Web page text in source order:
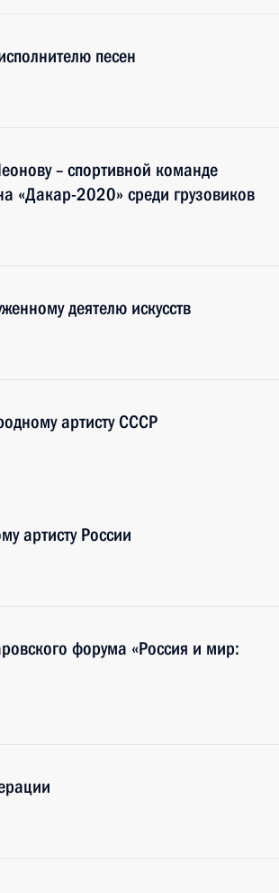
песен
– спортивной команде
«Дакар-2020» среди грузовиков
деятелю искусств
артисту СССР
артисту России
форума «Россия и мир: